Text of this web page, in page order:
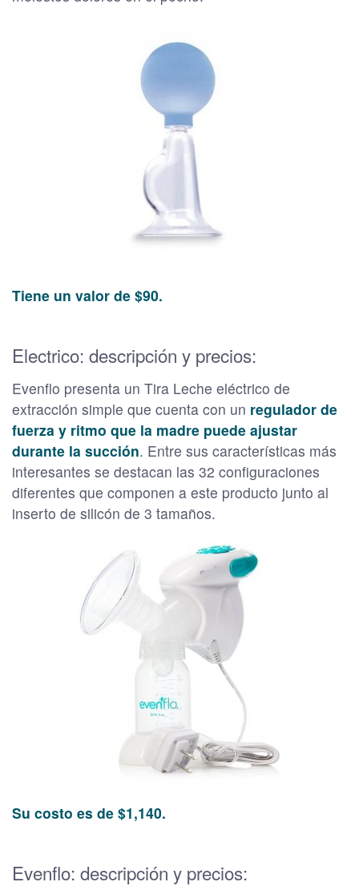
Tiene un valor de $90.
Electrico: descripción y precios:
Evenflo presenta un Tira Leche eléctrico de
extracción simple que cuenta con un regulador de
fuerza y ritmo que la madre puede ajustar
durante la succión. Entre sus características más
interesantes se destacan las 32 configuraciones
diferentes que componen a este producto junto al
inserto de silicón de 3 tamaños.
Su costo es de $1,140.
Evenflo: descripción y precios: